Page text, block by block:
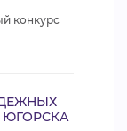
конкурс